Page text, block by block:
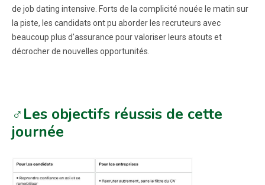
de job dating intensive. Forts de la complicité nouée le matin sur
la piste, les candidats ont pu aborder les recruteurs avec
beaucoup plus d'assurance pour valoriser leurs atouts et
décrocher de nouvelles opportunités.
♂️Les objectifs réussis de cette
journée